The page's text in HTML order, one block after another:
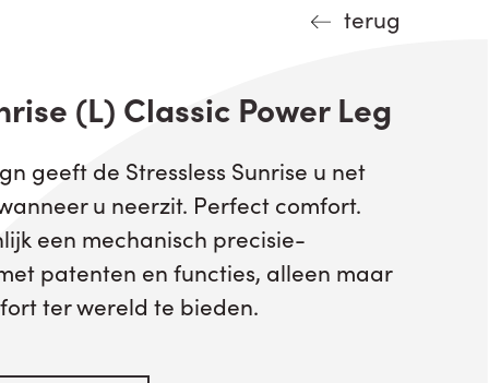
terug
(L) Classic Power Leg
geeft de Stressless Sunrise u net
u neerzit. Perfect comfort.
een mechanisch precisie-
patenten en functies, alleen maar
ter wereld te bieden.